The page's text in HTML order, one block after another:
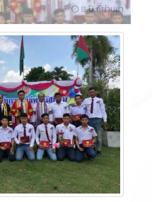
8 ปี ที่ผ่านมา